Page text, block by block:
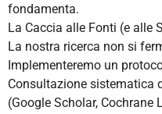
fondamenta.
La Caccia alle Fonti (e alle
La nostra ricerca non si
Implementeremo un
Consultazione sistematica
(Google Scholar, Cochrane